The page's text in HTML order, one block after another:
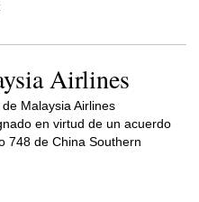
Airlines
Malaysia Airlines
en virtud de un acuerdo
748 de China Southern